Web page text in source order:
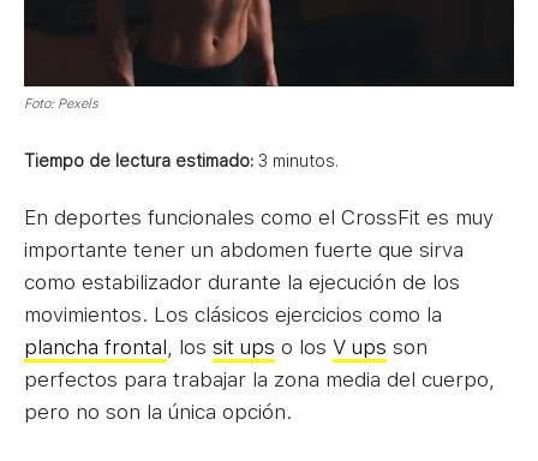
Foto: Pexels
Tiempo de lectura estimado: 3 minutos.
En deportes funcionales como el CrossFit es muy
importante tener un abdomen fuerte que sirva
como estabilizador durante la ejecución de los
movimientos. Los clásicos ejercicios como la
plancha frontal , los sit ups o los V ups son
perfectos para trabajar la zona media del cuerpo,
pero no son la única opción.